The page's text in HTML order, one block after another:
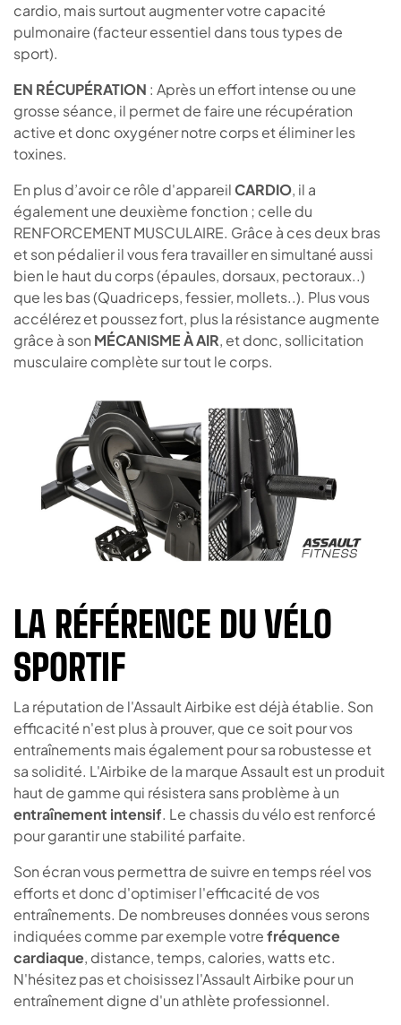
cardio, mais surtout augmenter votre capacité
pulmonaire (facteur essentiel dans tous types de
sport).
EN RÉCUPÉRATION : Après un effort intense ou une
grosse séance, il permet de faire une récupération
active et donc oxygéner notre corps et éliminer les
toxines.
En plus d’avoir ce rôle d'appareilCARDIO, il a
également une deuxième fonction ; celle du
RENFORCEMENT MUSCULAIRE. Grâce à ces deux bras
et son pédalier il vous fera travailler en simultané aussi
bien le haut du corps (épaules, dorsaux, pectoraux..)
que les bas (Quadriceps, fessier, mollets..). Plus vous
accélérez et poussez fort, plus la résistance augmente
grâce à son MÉCANISME À AIR, et donc, sollicitation
musculaire complète sur tout le corps.
LA RÉFÉRENCE DU VÉLO
SPORTIF
La réputation de l'Assault Airbike est déjà établie. Son
efficacité n'est plus à prouver, que ce soit pour vos
entraînements mais également pour sa robustesse et
sa solidité. L'Airbike de la marque Assault est un produit
haut de gamme qui résistera sans problème à un
entraînement intensif. Le chassis du vélo est renforcé
pour garantir une stabilité parfaite.
Son écran vous permettra de suivre en temps réel vos
efforts et donc d'optimiser l'efficacité de vos
entraînements. De nombreuses données vous serons
indiquées comme par exemple votrefréquence
cardiaque, distance, temps, calories, watts etc.
N'hésitez pas et choisissez l'Assault Airbike pour un
entraînement digne d'un athlète professionnel.